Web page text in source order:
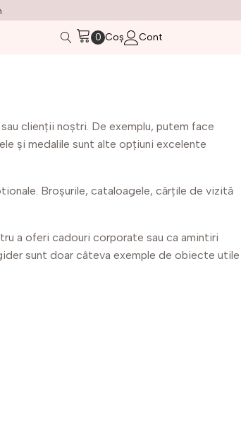
Coș Cont
clienții noștri. De exemplu, putem face
și medalile sunt alte opțiuni excelente
Broșurile, cataloagele, cărțile de vizită
a oferi cadouri corporate sau ca amintiri
sunt doar câteva exemple de obiecte utile